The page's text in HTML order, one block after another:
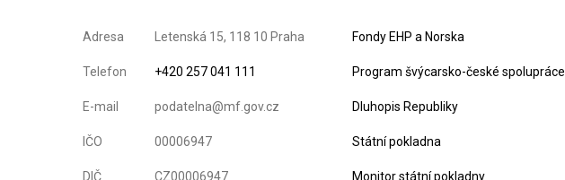
Adresa Letenská 15, 118 10 Praha
Telefon +420 257 041 111
E-mail podatelna@mf.gov.cz
IČO 00006947
DIČ CZ00006947
Fondy EHP a Norska
Program švýcarsko-české spolupráce
Dluhopis Republiky
Státní pokladna
Monitor státní pokladny